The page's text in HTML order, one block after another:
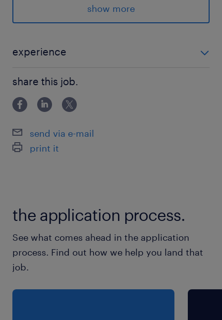
京菓子原材料専門店
東海道線、東海道本線／長岡京駅（バス20分）
阪急京都本線／西向日駅（その他10分）
休日休暇
就業時間
※時間の選択OK！ ＊8時～17時内で実働6時間
show more
experience
share this job.
send via e-mail
print it
the application process.
See what comes ahead in the application
process. Find out how we help you land that
job.